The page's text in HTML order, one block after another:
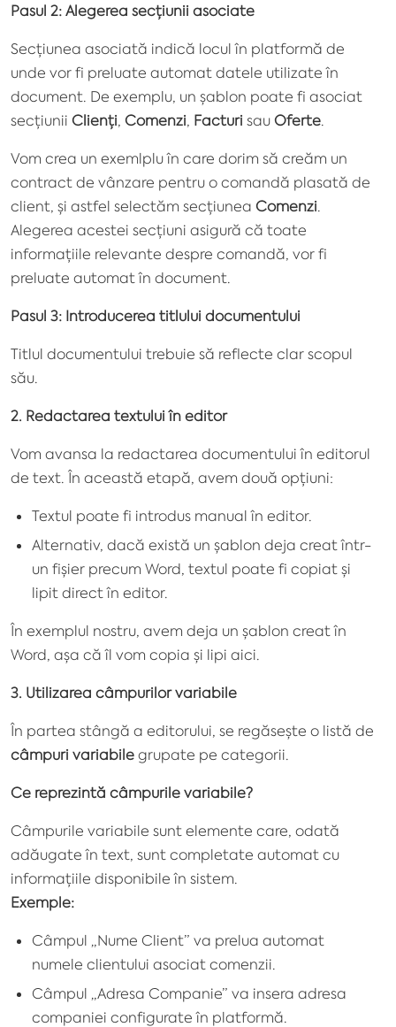
Pasul 2: Alegerea secțiunii asociate
Secțiunea asociată indică locul în platformă de
unde vor fi preluate automat datele utilizate în
document. De exemplu, un șablon poate fi asociat
secțiunii Clienți, Comenzi, Facturi sau Oferte.
Vom crea un exemlplu în care dorim să creăm un
contract de vânzare pentru o comandă plasată de
client, și astfel selectăm secțiunea Comenzi.
Alegerea acestei secțiuni asigură că toate
informațiile relevante despre comandă, vor fi
preluate automat în document.
Pasul 3: Introducerea titlului documentului
Titlul documentului trebuie să reflecte clar scopul
său.
2. Redactarea textului în editor
Vom avansa la redactarea documentului în editorul
de text. În această etapă, avem două opțiuni:
Textul poate fi introdus manual în editor.
Alternativ, dacă există un șablon deja creat într-
un fișier precum Word, textul poate fi copiat și
lipit direct în editor.
În exemplul nostru, avem deja un șablon creat în
Word, așa că îl vom copia și lipi aici.
3. Utilizarea câmpurilor variabile
În partea stângă a editorului, se regăsește o listă de
câmpuri variabile grupate pe categorii.
Ce reprezintă câmpurile variabile?
Câmpurile variabile sunt elemente care, odată
adăugate în text, sunt completate automat cu
informațiile disponibile în sistem.
Exemple:
Câmpul „Nume Client” va prelua automat
numele clientului asociat comenzii.
Câmpul „Adresa Companie” va insera adresa
companiei configurate în platformă.